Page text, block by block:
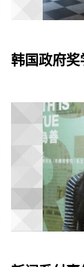
韩国政府奖